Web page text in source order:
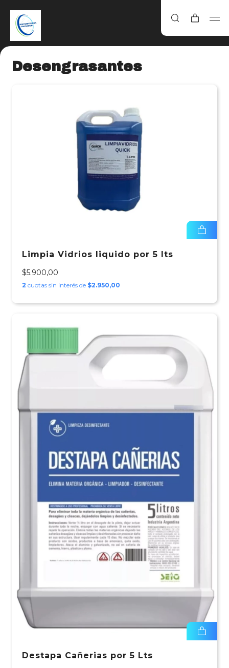
Desengrasantes
Limpia Vidrios liquido por 5 lts
$5.900,00
2 cuotas sin interés de $2.950,00
Destapa Cañerias por 5 Lts